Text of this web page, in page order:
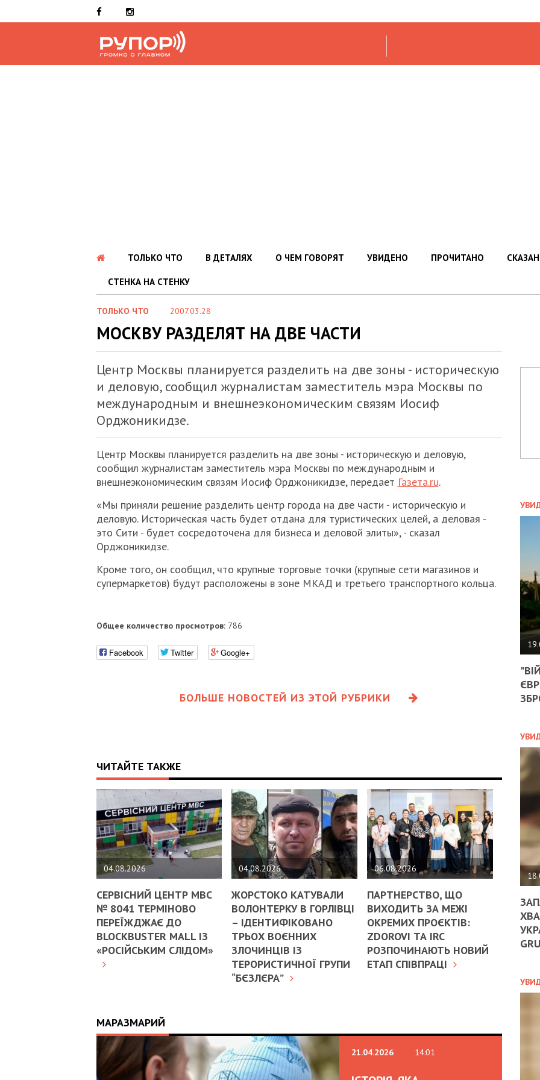
ТОЛЬКО ЧТО В ДЕТАЛЯХ О ЧЕМ ГОВОРЯТ УВИДЕНО ПРОЧИТАНО
СТЕНКА НА СТЕНКУ
ТОЛЬКО ЧТО 2007.03.28
МОСКВУ РАЗДЕЛЯТ НА ДВЕ ЧАСТИ
Центр Москвы планируется разделить на две зоны - историческую
и деловую, сообщил журналистам заместитель мэра Москвы по
международным и внешнеэкономическим связям Иосиф
Орджоникидзе.
Центр Москвы планируется разделить на две зоны - историческую и деловую,
сообщил журналистам заместитель мэра Москвы по международным и
внешнеэкономическим связям Иосиф Орджоникидзе, передает Газета.ru.
«Мы приняли решение разделить центр города на две части - историческую и
деловую. Историческая часть будет отдана для туристических целей, а деловая -
это Сити - будет сосредоточена для бизнеса и деловой элиты», - сказал
Орджоникидзе.
Кроме того, он сообщил, что крупные торговые точки (крупные сети магазинов и
супермаркетов) будут расположены в зоне МКАД и третьего транспортного кольца.
Общее количество просмотров:786
Facebook Twitter Google+
БОЛЬШЕ НОВОСТЕЙ ИЗ ЭТОЙ РУБРИКИ
ЧИТАЙТЕ ТАКЖЕ
04.08.2026
СЕРВІСНИЙ ЦЕНТР МВС
№ 8041 ТЕРМІНОВО
ПЕРЕЇЖДЖАЄ ДО
BLOCKBUSTER MALL ІЗ
«РОСІЙСЬКИМ СЛІДОМ»
04.08.2026
ЖОРСТОКО КАТУВАЛИ
ВОЛОНТЕРКУ В ГОРЛІВЦІ
– ІДЕНТИФІКОВАНО
ТРЬОХ ВОЄННИХ
ЗЛОЧИНЦІВ ІЗ
ТЕРОРИСТИЧНОЇ ГРУПИ
“БЄЗЛЄРА”
06.08.2026
ПАРТНЕРСТВО, ЩО
ВИХОДИТЬ ЗА МЕЖІ
ОКРЕМИХ ПРОЄКТІВ:
ZDOROVI ТА IRC
РОЗПОЧИНАЮТЬ НОВИЙ
ЕТАП СПІВПРАЦІ
МАРАЗМАРИЙ
21.04.2026 14:01
НА
ДО
ЄС
-